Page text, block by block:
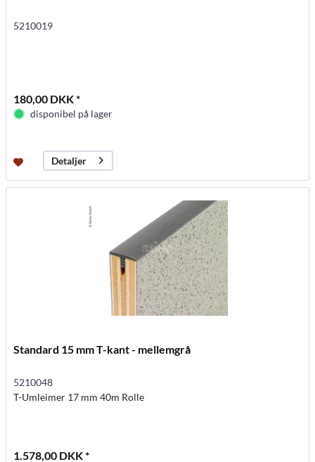
5210019
180,00 DKK *
disponibel på lager
Detaljer
Standard 15 mm T-kant - mellemgrå
5210048
T-Umleimer 17 mm 40m Rolle
1.578,00 DKK *